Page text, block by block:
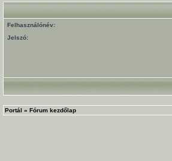
Felhasználónév:
Jelszó:
Portál » Fórum kezdőlap